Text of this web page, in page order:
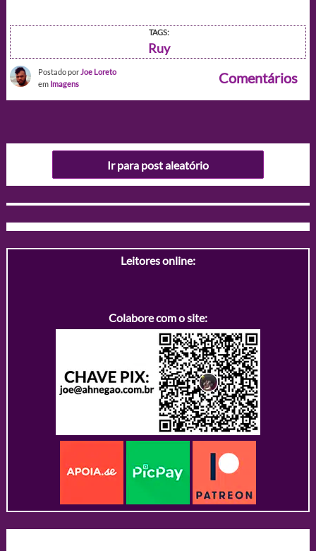
TAGS:
Ruy
Postado por Joe Loreto
em Imagens Comentários
Ir para post aleatório
Leitores online:
Colabore com o site: